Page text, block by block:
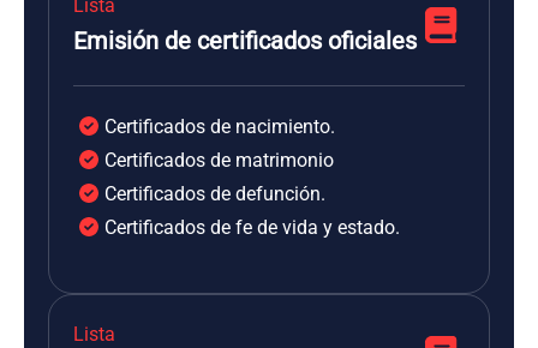
Lista
Emisión de certificados oficiales
Certificados de nacimiento.
Certificados de matrimonio
Certificados de defunción.
Certificados de fe de vida y estado.
Lista